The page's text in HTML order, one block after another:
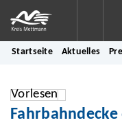
Startseite Aktuelles
Vorlesen